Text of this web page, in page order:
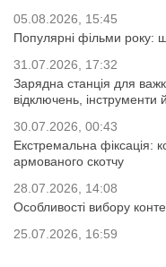
05.08.2026, 15:45
Популярні фільми року:
31.07.2026, 17:32
Зарядна станція для
відключень, інструменти
30.07.2026, 00:43
Екстремальна фіксація:
армованого скотчу
28.07.2026, 14:08
Особливості вибору
25.07.2026, 16:59